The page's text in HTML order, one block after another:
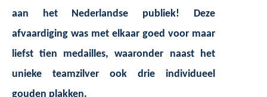
aan het Nederlandse publiek! Deze
afvaardiging was met elkaar goed voor maar
liefst tien medailles, waaronder naast het
unieke teamzilver ook drie individueel
gouden plakken.